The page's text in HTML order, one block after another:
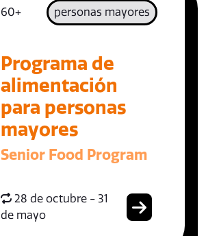
60+ personas mayores
Programa de
alimentación
para personas
mayores
Senior Food Program
28 de octubre - 31
de mayo